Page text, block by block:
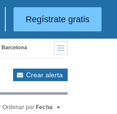
Regístrate gratis
Crear alerta
Ordenar por Fecha